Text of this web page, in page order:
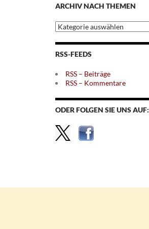
ARCHIV NACH THEMEN
Archiv
nach
Themen
RSS-FEEDS
RSS – Beiträge
RSS – Kommentare
ODER FOLGEN SIE UNS AUF: